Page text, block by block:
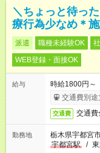
＼ちょっと待っ
療行為少なめ＊
派遣 職種未経験OK
WEB登録・面接OK
給与
時給1800円
交通費別途
交通費 交通費
勤務地
栃木県宇都宮
宇都宮駅
/